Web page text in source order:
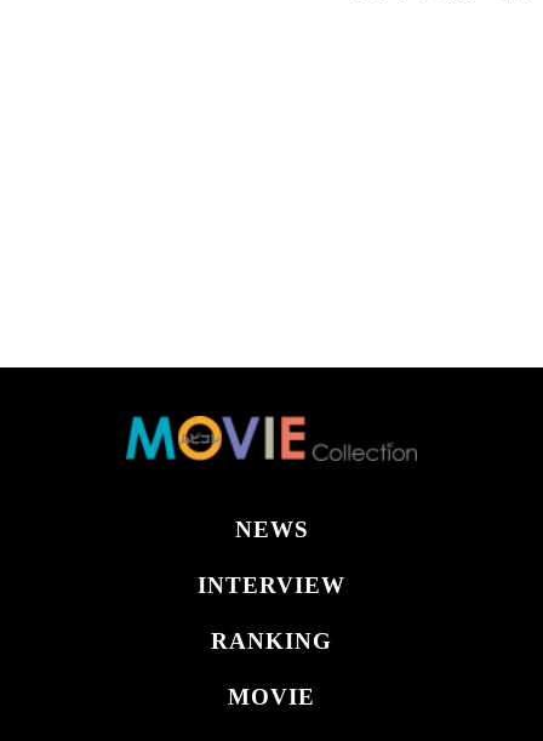
NEWS
INTERVIEW
RANKING
MOVIE